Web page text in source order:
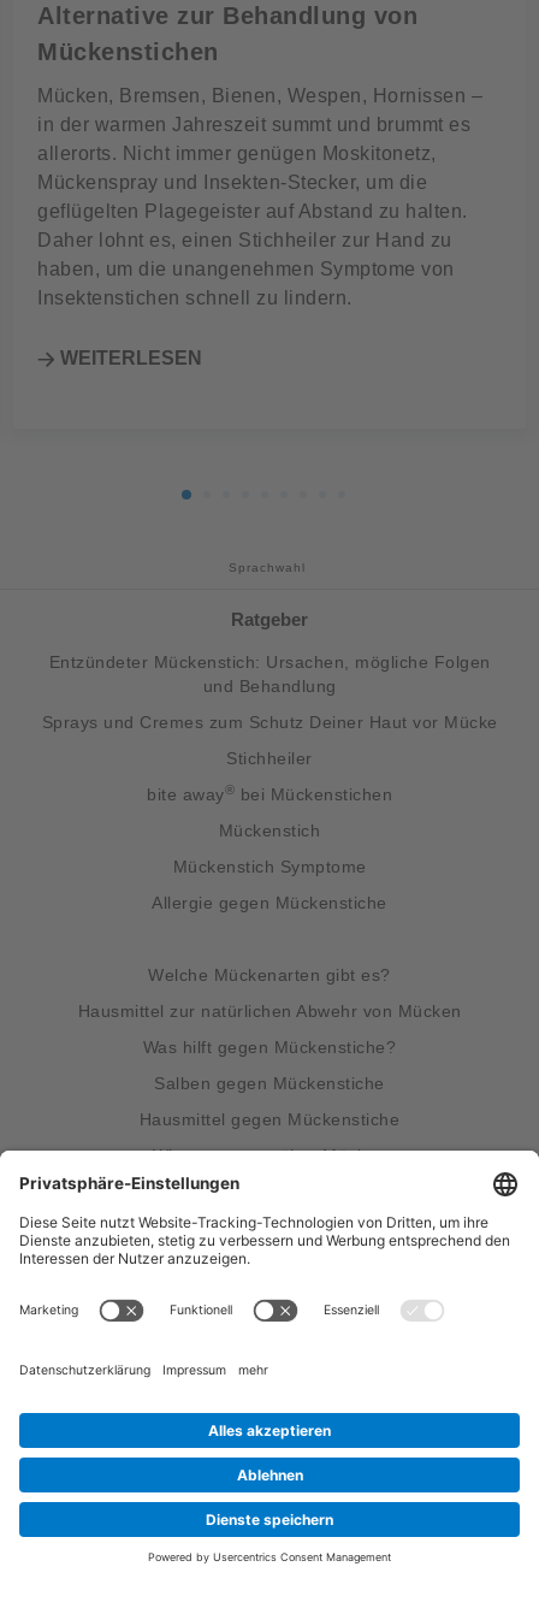
Alternative zur Behandlung von
Mückenstichen
Mücken, Bremsen, Bienen, Wespen, Hornissen –
in der warmen Jahreszeit summt und brummt es
allerorts. Nicht immer genügen Moskitonetz,
Mückenspray und Insekten-Stecker, um die
geflügelten Plagegeister auf Abstand zu halten.
Daher lohnt es, einen Stichheiler zur Hand zu
haben, um die unangenehmen Symptome von
Insektenstichen schnell zu lindern.
WEITERLESEN
Sprachwahl
Ratgeber
Entzündeter Mückenstich: Ursachen, mögliche Folgen
und Behandlung
Sprays und Cremes zum Schutz Deiner Haut vor Mücke
Stichheiler
bite away® bei Mückenstichen
Mückenstich
Mückenstich Symptome
Allergie gegen Mückenstiche
Welche Mückenarten gibt es?
Hausmittel zur natürlichen Abwehr von Mücken
Was hilft gegen Mückenstiche?
Salben gegen Mückenstiche
Hausmittel gegen Mückenstiche
Wissenswertes über Mücken
Was hilft gegen Mücken?
Unsere Produkte
bite away®two
bite away
bite away pro
Funktionsprinzip
So funktioniert's